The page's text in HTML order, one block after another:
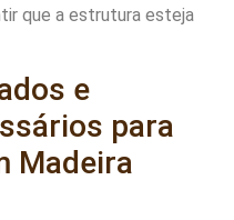
que a estrutura esteja
e
para
Madeira